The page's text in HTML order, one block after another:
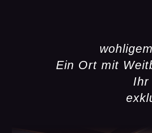
Ein Ort mit
Ihr